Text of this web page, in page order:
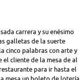
carrera y su enésimo
galletas de la suerte
cinco palabras con arte y
cliente de la mesa de al
para ir hasta el
mesa un boleto de lotería